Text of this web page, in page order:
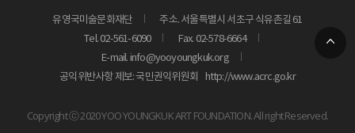
유영국미술문화재단
주소. 서울특별시 서초구 식유촌길 61
Tel. 02-561-6090
Fax. 02-578-6664
E-mail. info@yooyoungkuk.org
공익위반사항 제보: 국민권익위원회
http://www.acrc.go.kr
Copyright ⓒ 2020 YOO YOUNGKUK ART FOUNDATION. All right Reserved.